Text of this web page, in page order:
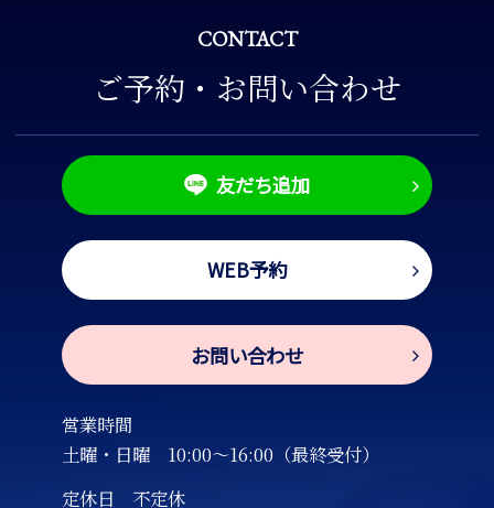
CONTACT
ご予約・お問い合わせ
友だち追加
WEB予約
お問い合わせ
営業時間
土曜・日曜
10:00～16:00（最終受付）
定休日 不定休